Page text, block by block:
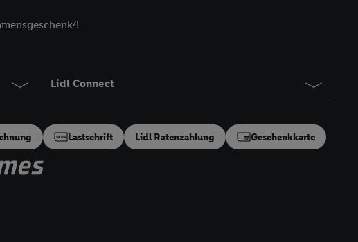
Lidl Connect
Lastschrift Lidl Ratenzahlung Geschenkkarte
umgewandelte E-Mail-
für Sie verfügbar ist.
der IP-Adresse und einer
die von Dritten betrieben
Einwilligung speziell zur
Einwilligung generell zu
„Anpassen“/„Nutzung der
von Utiq